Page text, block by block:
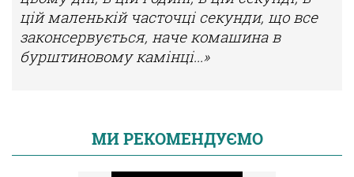
цій маленькій часточці секунди, що все
законсервується, наче комашина в
бурштиновому камінці...»
МИ РЕКОМЕНДУЄМО